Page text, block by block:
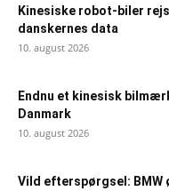
Kinesiske robot-biler
danskernes data
10. august 2026
Endnu et kinesisk
Danmark
10. august 2026
Vild efterspørgsel: BMW